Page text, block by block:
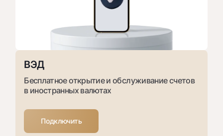
ВЭД
Бесплатное открытие и обслуживание счетов
в иностранных валютах
Подключить